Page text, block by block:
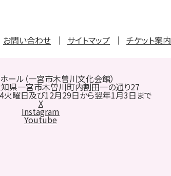
お問い合わせ サイトマップ チケット案内
ール（一宮市木曽川文化会館）
県一宮市木曽川町内割田一の通り27
4火曜日及び12月29日から翌年1月3日まで
X
Instagram
Youtube